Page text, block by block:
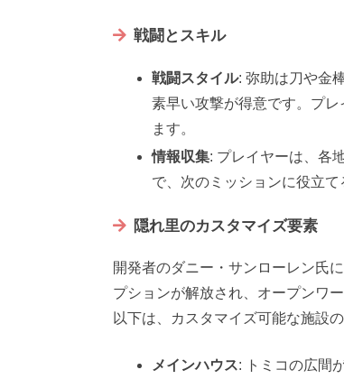
戦闘とスキル
戦闘スタイル: 弥助は刀や金
素早い攻撃が得意です。プ
ます。
情報収集: プレイヤーは、各
で、次のミッションに役立て
隠れ里のカスタマイズ要素
開発者のダニー・サンローレン氏
プションが解放され、オープンワ
以下は、カスタマイズ可能な施設の
メインハウス: トミコの広間